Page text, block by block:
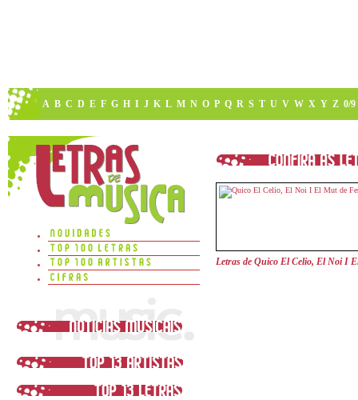
A B C D E F G H I J K L M N O P Q R S T U V W X Y Z 0/9
Letras de Quico El Celio, El Noi I